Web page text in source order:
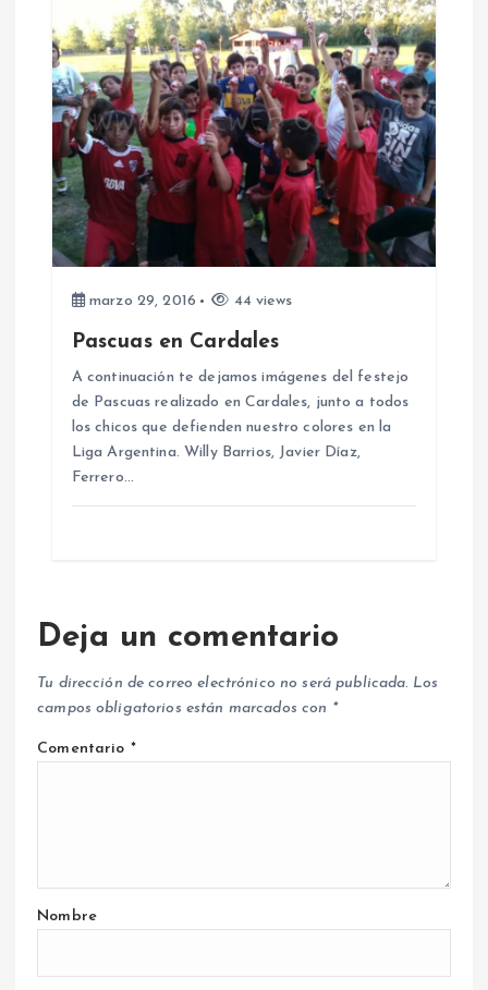
marzo 29, 2016 44 views
Pascuas en Cardales
A continuación te dejamos imágenes del festejo
de Pascuas realizado en Cardales, junto a todos
los chicos que defienden nuestro colores en la
Liga Argentina. Willy Barrios, Javier Díaz,
Ferrero…
Deja un comentario
Tu dirección de correo electrónico no será publicada. Los
campos obligatorios están marcados con *
Comentario *
Nombre